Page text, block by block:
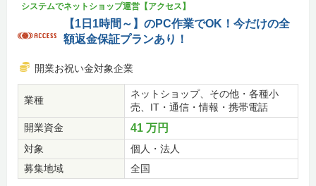
システムでネットショップ運営【アクセス】
【1日1時間～】のPC作業でOK！今だけの全
額返金保証プランあり！
開業お祝い金対象企業
業種
ネットショップ、その他・各種小
売、IT・通信・情報・携帯電話
開業資金
41 万円
対象
個人・法人
募集地域
全国